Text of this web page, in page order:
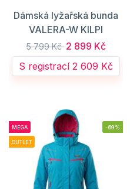
Dámská lyžařská bunda
VALERA-W KILPI
5 799 Kč 2 899 Kč
S registrací 2 609 Kč
MEGA
OUTLET
-69%